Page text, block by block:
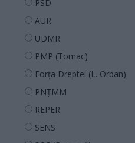
PSD
AUR
UDMR
PMP (Tomac)
Forța Dreptei (L. Orban)
PNȚMM
REPER
SENS